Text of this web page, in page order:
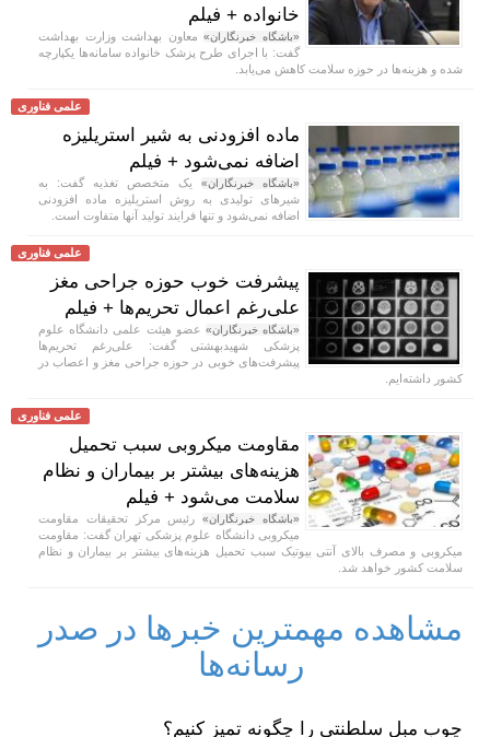
خانواده + فیلم
«باشگاه خبرنگاران»معاون بهداشت وزارت بهداشت
گفت: با اجرای طرح پزشک خانواده سامانه‌ها یکپارچه
شده و هزینه‌ها در حوزه سلامت کاهش می‌یابد.
علمی فناوری
ماده افزودنی به شیر استریلیزه
اضافه نمی‌شود + فیلم
«باشگاه خبرنگاران» یک متخصص تغذیه گفت: به
شیر‌های تولیدی به روش استریلیزه ماده افزودنی
اضافه نمی‌شود و تنها فرایند تولید آنها متفاوت است.
علمی فناوری
پیشرفت خوب حوزه جراحی مغز
علی‌رغم اعمال تحریم‌ها + فیلم
«باشگاه خبرنگاران» عضو هیئت علمی دانشگاه علوم
پزشکی شهیدبهشتی گفت: علی‌رغم تحریم‌ها
پیشرفت‌های خوبی در حوزه جراحی مغز و اعصاب در
کشور داشته‌ایم.
علمی فناوری
مقاومت میکروبی سبب تحمیل
هزینه‌های بیشتر بر بیماران و نظام
سلامت می‌شود + فیلم
«باشگاه خبرنگاران»رئیس مرکز تحقیقات مقاومت
میکروبی دانشگاه علوم پزشکی تهران گفت: مقاومت
میکروبی و مصرف بالای آنتی بیوتیک سبب تحمیل هزینه‌های بیشتر بر بیماران و نظام
سلامت کشور خواهد شد.
مشاهده مهمترین خبرها در صدر
رسانه‌ها
چوب مبل سلطنتی را چگونه تمیز کنیم؟